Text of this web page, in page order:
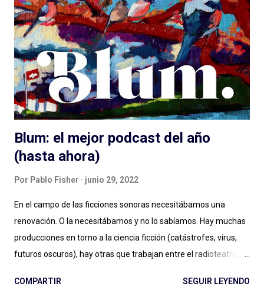
demanda del siglo XXI, hablamos de géneros, formatos, estilos.
Compartimos programas hechos para audiencias regionales,
globales, en nuestro idioma. Pero hay que aportar , siento en
este momento, un granito más al debate: el de las diferencias
narrativas entre una cosa y la otra. Más allá de las instancias de
producción, distribución y es...
Blum: el mejor podcast del año
(hasta ahora)
Por Pablo Fisher junio 29, 2022
En el campo de las ficciones sonoras necesitábamos una
renovación. O la necesitábamos y no lo sabíamos. Hay muchas
producciones en torno a la ciencia ficción (catástrofes, virus,
futuros oscuros), hay otras que trabajan entre el radioteatro, el
una por una, se puede decir sencillamente que hay dos grandes
COMPARTIR SEGUIR LEYENDO